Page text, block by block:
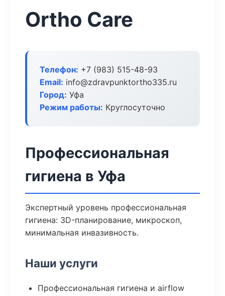
Ortho Care
Телефон: +7 (983) 515-48-93
Email: info@zdravpunktortho335.ru
Город: Уфа
Режим работы: Круглосуточно
Профессиональная
гигиена в Уфа
Экспертный уровень профессиональная
гигиена: 3D-планирование, микроскоп,
минимальная инвазивность.
Наши услуги
Профессиональная гигиена и airflow